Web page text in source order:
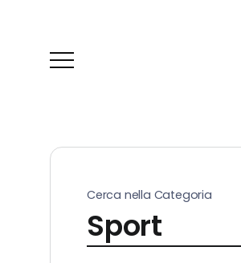
Cerca nella Categoria
Sport